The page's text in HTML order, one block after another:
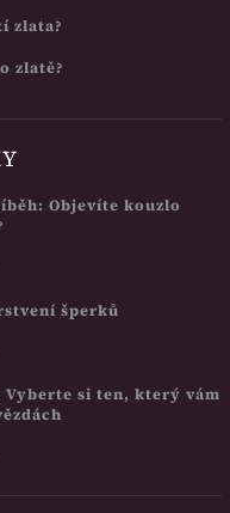
zlata?
zlatě?
Objevíte kouzlo
šperků
si ten, který vám